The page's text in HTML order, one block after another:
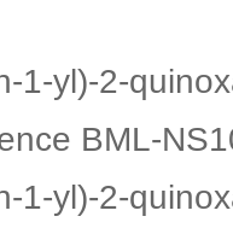
1-yl)-2-
BML-
1-yl)-2-